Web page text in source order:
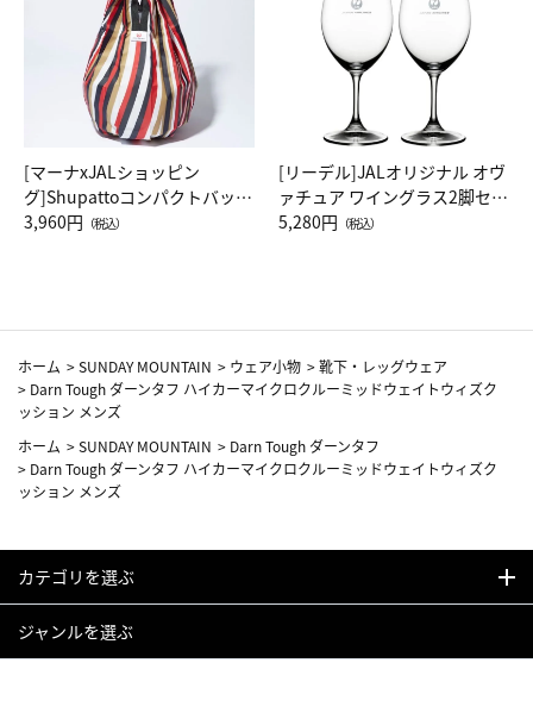
[マーナxJALショッピン
グ]Shupattoコンパクトバッグ
Drop JAL客室乗務員（LC）ス
3,960円 （税込）
[リーデル]JALオリジナル オヴ
ァチュア ワイングラス2脚セッ
ト（レッドワイン）
5,280円 （税込）
ホーム >SUNDAY MOUNTAIN > ウェア小物 >靴下・レッグウェア
> Darn Tough ダーンタフ ハイカーマイクロクルーミッドウェイトウィズク
ッション メンズ
ホーム >SUNDAY MOUNTAIN > Darn Tough ダーンタフ
> Darn Tough ダーンタフ ハイカーマイクロクルーミッドウェイトウィズク
ッション メンズ
カテゴリを選ぶ
ジャンルを選ぶ